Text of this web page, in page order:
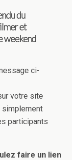
du
et
weekend
ci-
votre site
simplement
participants
faire un lien